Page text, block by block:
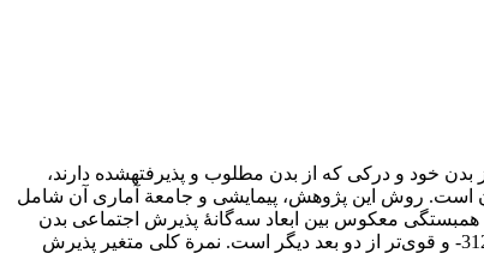
خود و درکی که از بدن مطلوب و پذیرفته­شده دارند،
آن است. روش این پژوهش، پیمایشی و جامعة آماری آن شامل
این مطالعه، وجود همبستگی معکوس بین ابعاد سه‌گانۀ پذیرش اجتماعی بدن
شامل پذیرش عام (عمومی)، پذیرش در گروه‌های همسال و پذیرش سازمانی با متغیر تصور از بدن را نشان می‌دهد که میزان آن در بعد عمومی 312/0- و قوی‌تر از دو بعد دیگر است. نمرة کلی متغیر پذیرش